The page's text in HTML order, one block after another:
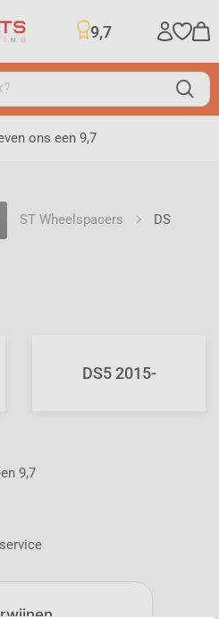
9,7
ons een 9,7
ST Wheelspacers DS
DS5 2015-
9,7